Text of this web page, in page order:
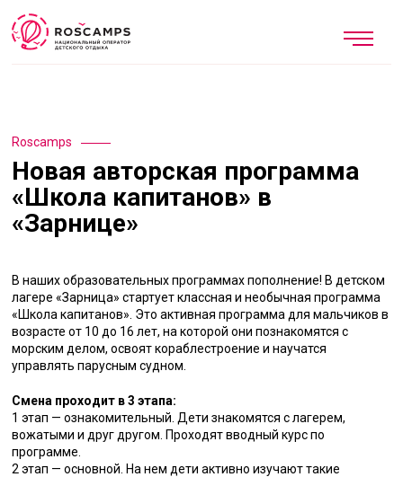
Roscamps
Новая авторская программа
«Школа капитанов» в
«Зарнице»
В наших образовательных программах пополнение! В детском
лагере «Зарница» стартует классная и необычная программа
«Школа капитанов». Это активная программа для мальчиков в
возрасте от 10 до 16 лет, на которой они познакомятся с
морским делом, освоят кораблестроение и научатся
управлять парусным судном.
Смена проходит в 3 этапа:
1 этап — ознакомительный. Дети знакомятся с лагерем,
вожатыми и друг другом. Проходят вводный курс по
программе.
2 этап — основной. На нем дети активно изучают такие